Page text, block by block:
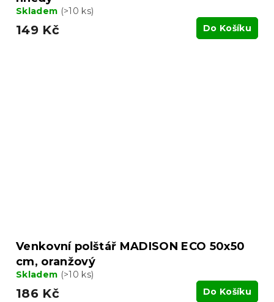
Skladem (>10 ks)
149 Kč Do Košíku
Venkovní polštář MADISON ECO 50x50
cm, oranžový
Skladem (>10 ks)
186 Kč Do Košíku